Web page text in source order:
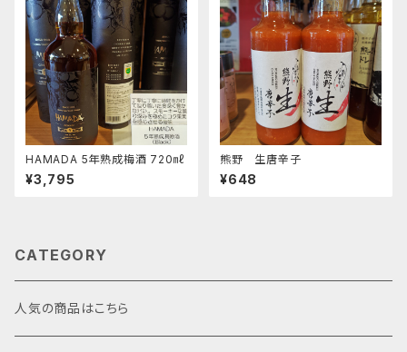
HAMADA 5年熟成梅酒 720㎖
¥3,795
熊野 生唐辛子
¥648
CATEGORY
人気の商品はこちら